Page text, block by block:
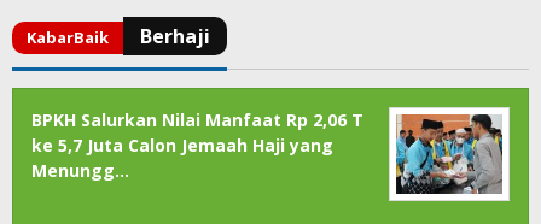
BPKH Salurkan Nilai Manfaat Rp 2,06 T
ke 5,7 Juta Calon Jemaah Haji yang
Menungg…